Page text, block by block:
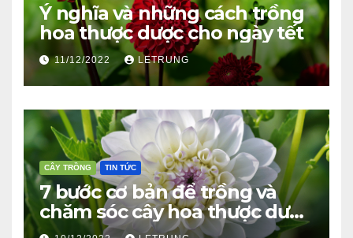
Ý nghĩa và những cách trồng
hoa thược dược cho ngày tết
11/12/2022 LETRUNG
CÂY TRỒNG TIN TỨC
7 bước cơ bản để trồng và
chăm sóc cây hoa thược dược
ra bông đúng tết